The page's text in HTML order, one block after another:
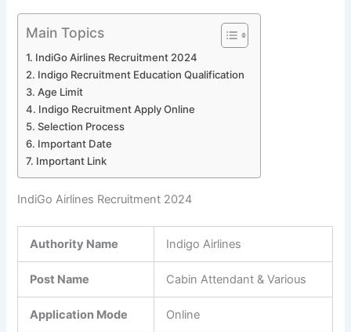
Main Topics
IndiGo Airlines Recruitment 2024
Indigo Recruitment Education Qualification
Age Limit
Indigo Recruitment Apply Online
Selection Process
Important Date
Important Link
IndiGo Airlines Recruitment 2024
Authority Name Indigo Airlines
Post Name Cabin Attendant & Various
Application Mode Online